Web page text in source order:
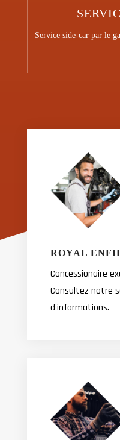
Service side-car par le
ROYAL
Concessionaire
Consultez notre
d'informations.